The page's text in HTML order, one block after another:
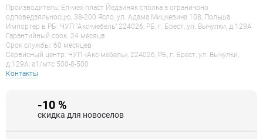
Производитель: Ел-мех-пласт Йедзиняк сполка з ограничоно
одповедзяльносцю, 38-200 Ясло, ул. Адама Мицкевича 108, Польша
Импортер в РБ: ЧУП "Акс-мебель" 224026, РБ, г. Брест, ул. Вычулки, д.129А
Гарантийный срок: 24 месяца
Срок службы: 60 месяцев
Сервисный центр: ЧУП «Акс-мебель», 224026, РБ, г. Брест, ул. Вычулки,
д.129А, a1/мтс 500-8-500
Контакты
-10 %
скидка для новоселов